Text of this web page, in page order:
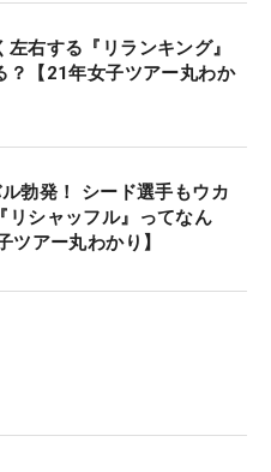
にすることになる。さら
2100万円（いずれも単
ら驚きだ。男子ツアー
チプレー選手権」が優
与えていたが、それを
ナメント”が誕生する。
するであろう天王山
千葉県のカメリアヒル
左右する『リランキング』
？【21年女子ツアー丸わか
勃発！ シード選手もウカ
リシャッフル』ってなん
ツアー丸わかり】